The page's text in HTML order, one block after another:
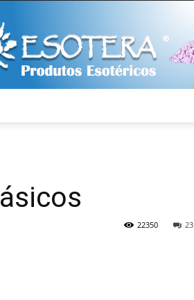
23
22350